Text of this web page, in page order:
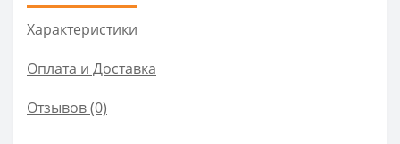
Характеристики
Оплата и Доставка
Отзывов (0)